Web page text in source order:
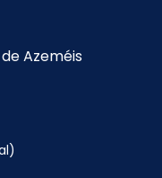
Azeméis